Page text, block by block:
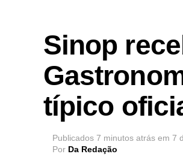
Sinop
típico
Publicados 7 minutos atrás em 7
Por Da Redação